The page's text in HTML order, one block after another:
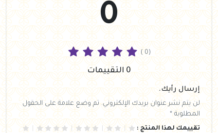
0
( 0)
0 التقييمات
إرسال رأيك.
لن يتم نشر عنوان بريدك الإلكتروني. تم وضع علامة على الحقول
المطلوبة *
تقييمك لهذا المنتج :